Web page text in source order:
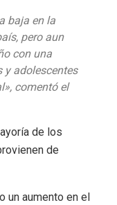
baja en la
pero aun
con una
adolescentes
comentó el
de los
de
un aumento en el